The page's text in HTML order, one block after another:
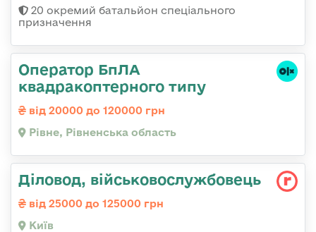
20 окремий батальйон спеціального
призначення
Оператор БпЛА
квадракоптерного типу
від 20000 до 120000 грн
Рівне, Рівненська область
Діловод, військовослужбовець
від 25000 до 125000 грн
Київ